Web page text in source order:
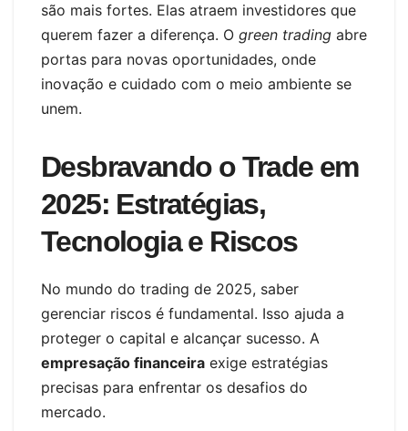
são mais fortes. Elas atraem investidores que
querem fazer a diferença. O green trading abre
portas para novas oportunidades, onde
inovação e cuidado com o meio ambiente se
unem.
Desbravando o Trade em
2025: Estratégias,
Tecnologia e Riscos
No mundo do trading de 2025, saber
gerenciar riscos é fundamental. Isso ajuda a
proteger o capital e alcançar sucesso. A
empresação financeira exige estratégias
precisas para enfrentar os desafios do
mercado.